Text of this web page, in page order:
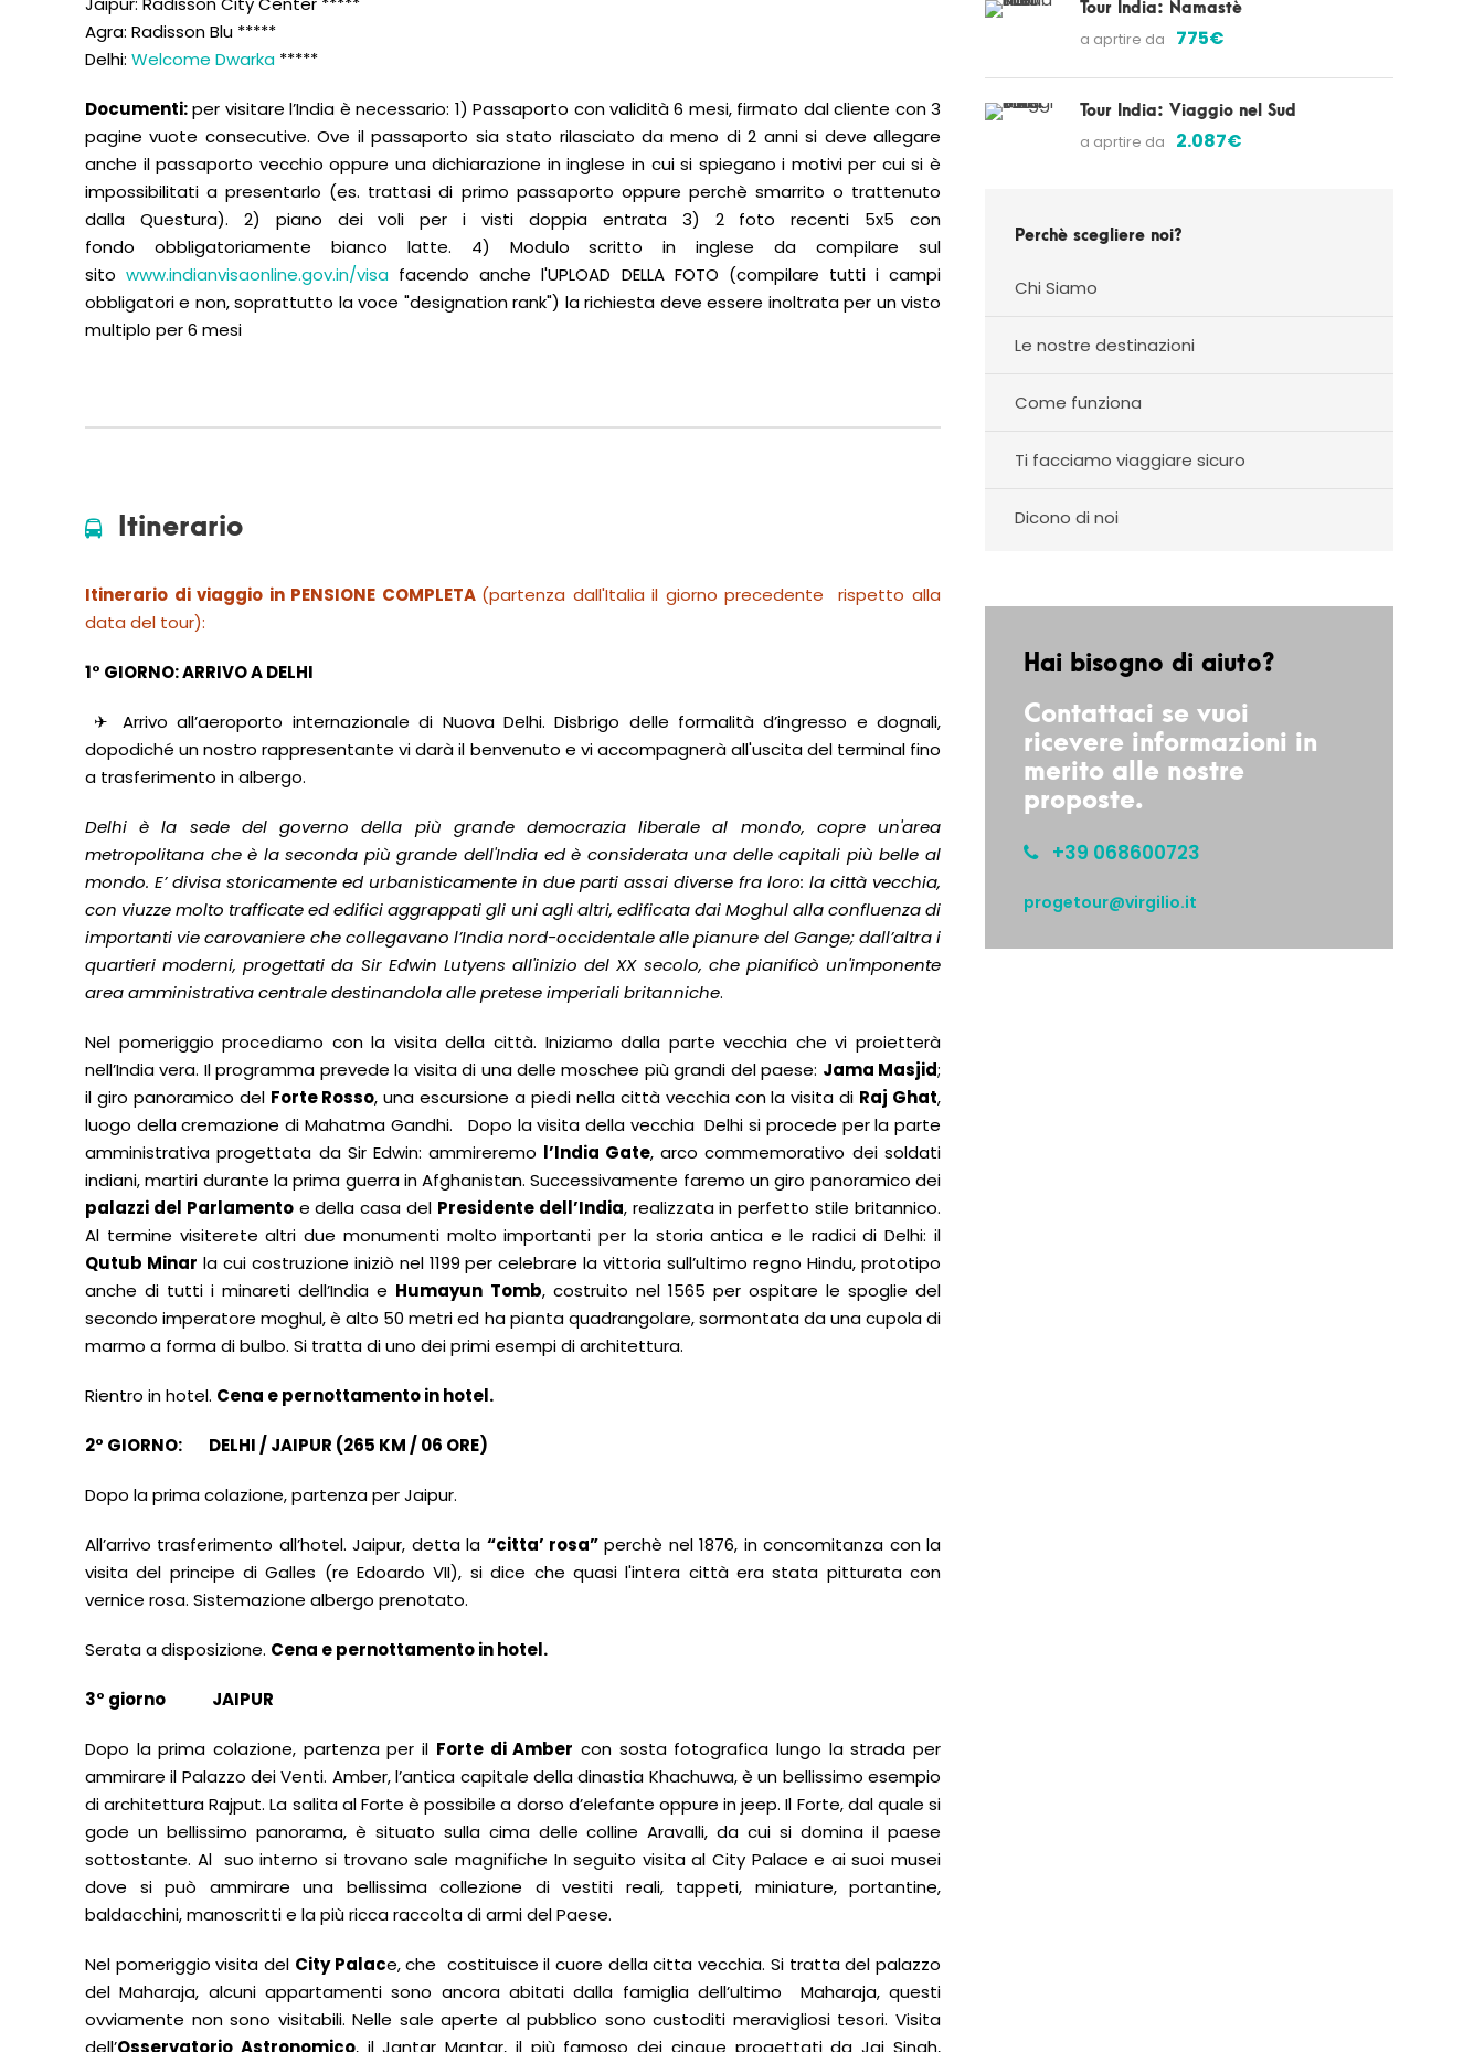
Tour India: Namastè
a aprtire da 775€
Tour India: Viaggio nel Sud
a aprtire da 2.087€
Perchè scegliere noi?
Chi Siamo
Le nostre destinazioni
Come funziona
Ti facciamo viaggiare sicuro
Dicono di noi
Hai bisogno di aiuto?
Contattaci se vuoi
ricevere informazioni in
merito alle nostre
proposte.
+39 068600723
progetour@virgilio.it
Agra: Radisson Blu *****
Delhi: Welcome Dwarka *****
Documenti:per visitare l’India è necessario: 1) Passaporto con validità 6 mesi, firmato dal cliente con 3
pagine vuote consecutive. Ove il passaporto sia stato rilasciato da meno di 2 anni si deve allegare
anche il passaporto vecchio oppure una dichiarazione in inglese in cui si spiegano i motivi per cui si è
impossibilitati a presentarlo (es. trattasi di primo passaporto oppure perchè smarrito o trattenuto
dalla Questura). 2) piano dei voli per i visti doppia entrata 3) 2 foto recenti 5x5 con
fondo obbligatoriamente bianco latte. 4) Modulo scritto in inglese da compilare sul
sitowww.indianvisaonline.gov.in/visa facendo anche l'UPLOAD DELLA FOTO (compilare tutti i campi
obbligatori e non, soprattutto la voce "designation rank") la richiesta deve essere inoltrata per un visto
multiplo per 6 mesi
Itinerario
Itinerario di viaggio in PENSIONE COMPLETA (partenza dall'Italia il giorno precedente rispetto alla
data del tour):
1° GIORNO: ARRIVO A DELHI
✈Arrivo all’aeroporto internazionale di Nuova Delhi. Disbrigo delle formalità d’ingresso e dognali,
dopodiché un nostro rappresentante vi darà il benvenuto e vi accompagnerà all'uscita del terminal fino
a trasferimento in albergo.
Delhi è la sede del governo della più grande democrazia liberale al mondo, copre un'area
metropolitana che è la seconda più grande dell'India ed è considerata una delle capitali più belle al
mondo. E’ divisa storicamente ed urbanisticamente in due parti assai diverse fra loro: la città vecchia,
con viuzze molto trafficate ed edifici aggrappati gli uni agli altri, edificata dai Moghul alla confluenza di
importanti vie carovaniere che collegavano l’India nord-occidentale alle pianure del Gange; dall’altra i
quartieri moderni, progettati da Sir Edwin Lutyens all'inizio del XX secolo, che pianificò un'imponente
area amministrativa centrale destinandola alle pretese imperiali britanniche.
Nel pomeriggio procediamo con la visita della città. Iniziamo dalla parte vecchia che vi proietterà
nell’India vera. Il programma prevede la visita di una delle moschee più grandi del paese: Jama Masjid;
il giro panoramico del Forte Rosso, una escursione a piedi nella città vecchia con la visita di Raj Ghat,
luogo della cremazione di Mahatma Gandhi. Dopo la visita della vecchia Delhi si procede per la parte
amministrativa progettata da Sir Edwin: ammireremo l’India Gate, arco commemorativo dei soldati
indiani, martiri durante la prima guerra in Afghanistan. Successivamente faremo un giro panoramico dei
palazzi del Parlamentoe della casa del Presidente dell’India, realizzata in perfetto stile britannico.
Al termine visiterete altri due monumenti molto importanti per la storia antica e le radici di Delhi: il
Qutub Minar la cui costruzione iniziò nel 1199 per celebrare la vittoria sull’ultimo regno Hindu, prototipo
anche di tutti i minareti dell’India e Humayun Tomb, costruito nel 1565 per ospitare le spoglie del
secondo imperatore moghul, è alto 50 metri ed ha pianta quadrangolare, sormontata da una cupola di
marmo a forma di bulbo. Si tratta di uno dei primi esempi di architettura.
Rientro in hotel. Cena e pernottamento in hotel.
2° GIORNO: DELHI / JAIPUR (265 KM / 06 ORE)
Dopo la prima colazione, partenza per Jaipur.
All’arrivo trasferimento all’hotel. Jaipur, detta la “citta’ rosa” perchè nel 1876, in concomitanza con la
visita del principe di Galles (re Edoardo VII), si dice che quasi l'intera città era stata pitturata con
vernice rosa. Sistemazione albergo prenotato.
Serata a disposizione. Cena e pernottamento in hotel.
3° giorno JAIPUR
Dopo la prima colazione, partenza per il Forte di Amber con sosta fotografica lungo la strada per
ammirare il Palazzo dei Venti. Amber, l’antica capitale della dinastia Khachuwa, è un bellissimo esempio
di architettura Rajput. La salita al Forte è possibile a dorso d’elefante oppure in jeep. Il Forte, dal quale si
gode un bellissimo panorama, è situato sulla cima delle colline Aravalli, da cui si domina il paese
sottostante. Al suo interno si trovano sale magnifiche In seguito visita al City Palace e ai suoi musei
dove si può ammirare una bellissima collezione di vestiti reali, tappeti, miniature, portantine,
baldacchini, manoscritti e la più ricca raccolta di armi del Paese.
Nel pomeriggio visita del City Palace, che costituisce il cuore della citta vecchia. Si tratta del palazzo
del Maharaja, alcuni appartamenti sono ancora abitati dalla famiglia dell’ultimo Maharaja, questi
ovviamente non sono visitabili. Nelle sale aperte al pubblico sono custoditi meravigliosi tesori. Visita
dell’Osservatorio Astronomico, il Jantar Mantar, il più famoso dei cinque progettati da Jai Singh,